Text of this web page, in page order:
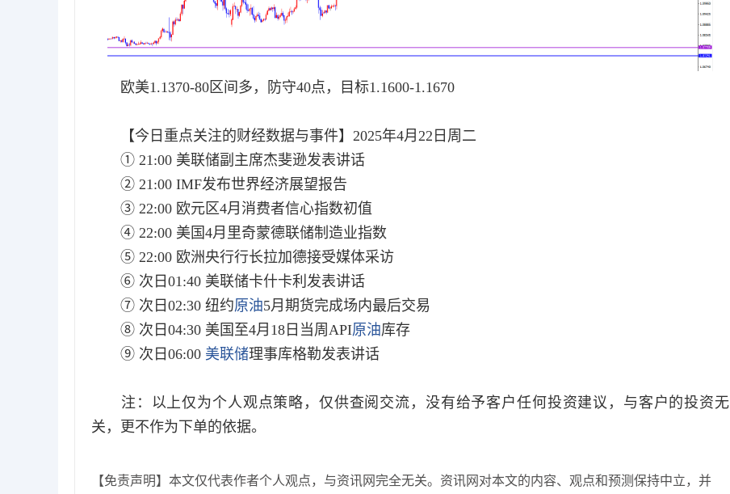
欧美1.1370-80区间多，防守40点，目标1.1600-1.1670
【今日重点关注的财经数据与事件】2025年4月22日周二
① 21:00 美联储副主席杰斐逊发表讲话
② 21:00 IMF发布世界经济展望报告
③ 22:00 欧元区4月消费者信心指数初值
④ 22:00 美国4月里奇蒙德联储制造业指数
⑤ 22:00 欧洲央行行长拉加德接受媒体采访
⑥ 次日01:40 美联储卡什卡利发表讲话
⑦ 次日02:30 纽约原油5月期货完成场内最后交易
⑧ 次日04:30 美国至4月18日当周API原油库存
⑨ 次日06:00 美联储理事库格勒发表讲话
注：以上仅为个人观点策略，仅供查阅交流，没有给予客户任何投资建议，与客户的投资无
关，更不作为下单的依据。
【免责声明】本文仅代表作者个人观点，与资讯网完全无关。资讯网对本文的内容、观点和预测保持中立，并